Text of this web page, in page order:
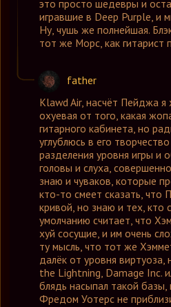
это просто шедевры и
игравшие в Deep Purple, и
Ну, чушь же полнейшая.
тот же Морс, как гитарист
father
Klawd Air, насчёт Пейджа я
охуевая от того, какая
гитарного кабинета, но
углублюсь в его
разделения уровня игры и
головы и слуха,
знаю и чуваков, которые
кто-то смеет сказать, что
кривой, но знаю и тех,
умолчанию считает, что
хуй сосущие, и им очень
ту мысль, что тот же
далёк от уровня виртуоза,
the Lightning, Damage Inc.
блядь насыпал такой
Фредом Уотерс не